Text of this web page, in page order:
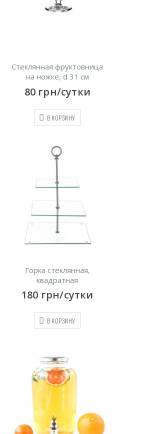
Стеклянная фруктовница
на ножке, d 31 см
80 грн/сутки
В КОРЗИНУ
Горка стеклянная,
квадратная
180 грн/сутки
В КОРЗИНУ